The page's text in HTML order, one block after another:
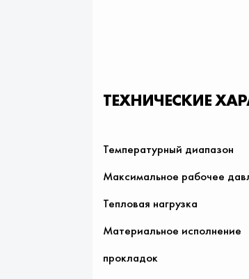
ТЕХНИЧЕСКИЕ
Температурный диапазон
Максимальное рабочее
Тепловая нагрузка
Материальное исполнение
прокладок